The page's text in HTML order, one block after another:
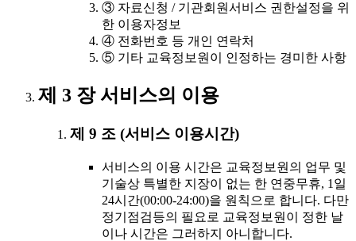
③ 자료신청 / 기관회원서비스 권한설정을 위
한 이용자정보
④ 전화번호 등 개인 연락처
⑤ 기타 교육정보원이 인정하는 경미한 사항
제 3 장 서비스의 이용
제 9 조 (서비스 이용시간)
서비스의 이용 시간은 교육정보원의 업무 및
기술상 특별한 지장이 없는 한 연중무휴, 1일
24시간(00:00-24:00)을 원칙으로 합니다. 다만
정기점검등의 필요로 교육정보원이 정한 날
이나 시간은 그러하지 아니합니다.